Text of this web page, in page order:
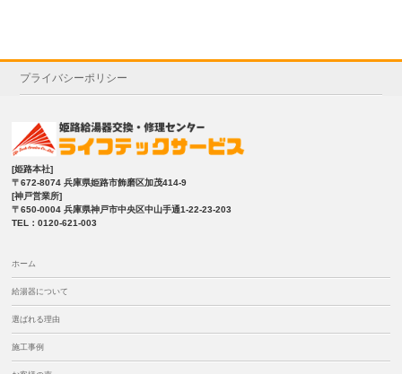
プライバシーポリシー
[姫路本社]
〒672-8074 兵庫県姫路市飾磨区加茂414-9
[神戸営業所]
〒650-0004 兵庫県神戸市中央区中山手通1-22-23-203
TEL：0120-621-003
ホーム
給湯器について
選ばれる理由
施工事例